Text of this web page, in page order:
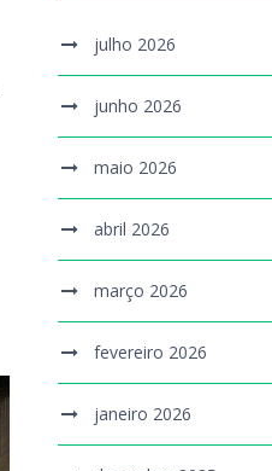
julho 2026
junho 2026
maio 2026
abril 2026
março 2026
fevereiro 2026
janeiro 2026